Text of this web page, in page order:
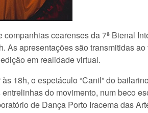
cearenses da 7ª Bienal
As apresentações são transmitidas
em realidade virtual.
18h, o espetáculo “Canil” do
do movimento, num beco
de Dança Porto Iracema das